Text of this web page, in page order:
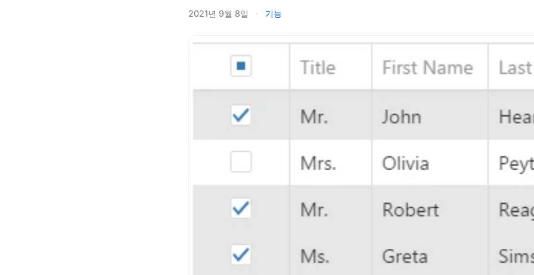
2021년 9월 8일 · 기능